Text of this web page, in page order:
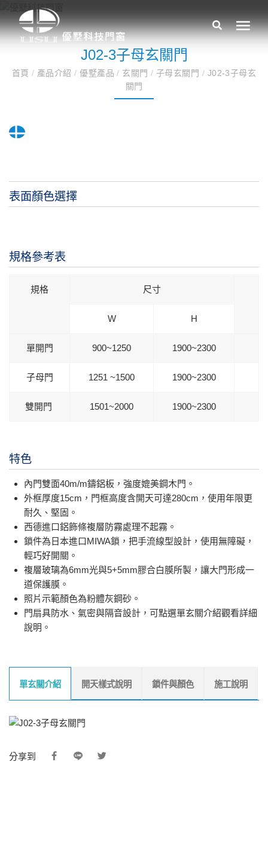
J02-3子母玄關門
首頁/ 產品介紹/ 優墅產品/ 玄關門/ 子母玄關門 / J02-3子母玄
關門
表面顏色選擇
規格參考表
規格 尺寸
W H
單開門 900~1250 1900~2300
子母門 1251 ~1500 1900~2300
雙開門 1501~2000 1900~2300
特色
內門雙面40m/m鑄鋁板，強度媲美鋼木門。
外框厚度15cm，門框高度含開天可達280cm，使用年限更
耐久、堅固。
西德進口鋁飾條複層防霧處理不起霧。
鎖件為日本進口MIWA鎖，把手流線型設計，使用無障礙，
輕巧好開關。
複層玻璃為6mm光與5+5mm膠合白膜所製，讓大門形成一
道保護膜。
照片示範顏色為粉體灰鋼砂。
門扇具防水、氣密與隔音設計，可點選單玄關介紹觀看詳細
說明。
單玄關介紹 開天樣式說明 鎖件與顏色 施工說明
分享到